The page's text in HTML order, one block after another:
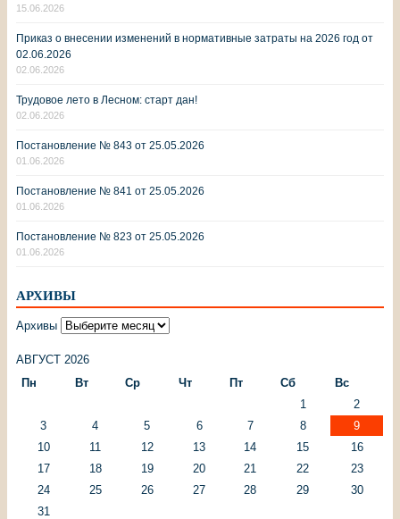
15.06.2026
Приказ о внесении изменений в нормативные затраты на 2026 год от
02.06.2026
02.06.2026
Трудовое лето в Лесном: старт дан!
02.06.2026
Постановление № 843 от 25.05.2026
01.06.2026
Постановление № 841 от 25.05.2026
01.06.2026
Постановление № 823 от 25.05.2026
01.06.2026
АРХИВЫ
Архивы
АВГУСТ 2026
Пн
Вт Ср Чт Пт Сб
Вс
1
2
3
4 5 6 7 8
9
10
11 12 13 14 15
16
17
18 19 20 21 22
23
24
25 26 27 28 29
30
31